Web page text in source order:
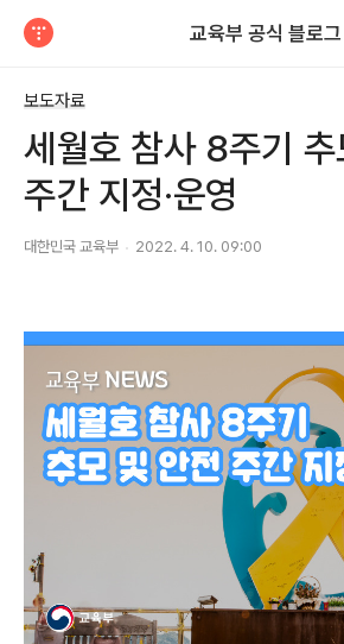
교육부 공식 블로그
보도자료
세월호 참사 8주기 추
주간 지정·운영
대한민국 교육부 2022. 4. 10. 09:00